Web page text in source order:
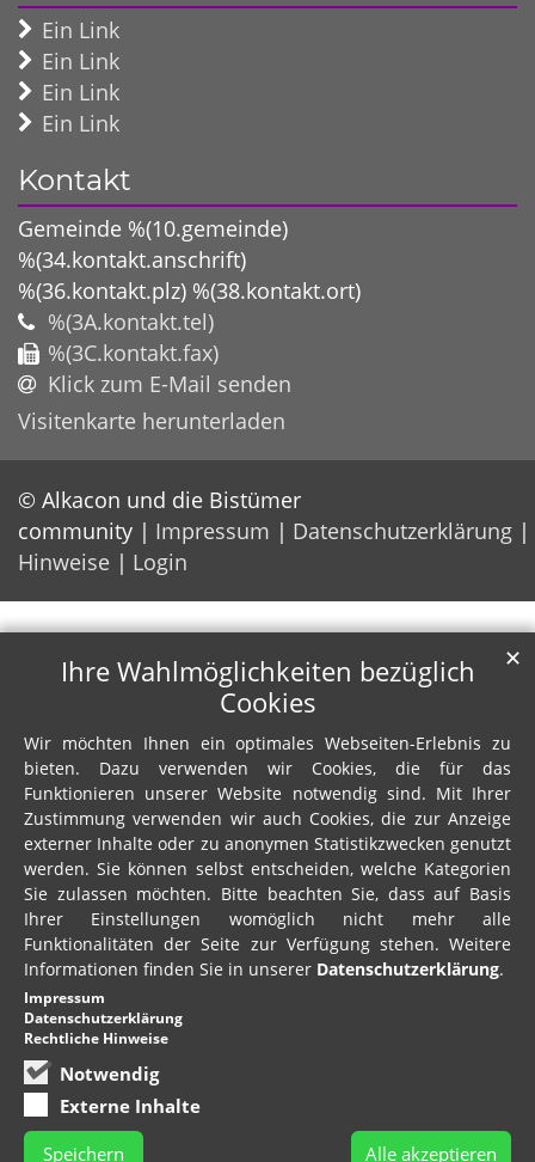
Ein Link
Ein Link
Ein Link
Ein Link
Kontakt
Gemeinde %(10.gemeinde)
%(34.kontakt.anschrift)
%(36.kontakt.plz) %(38.kontakt.ort)
%(3A.kontakt.tel)
%(3C.kontakt.fax)
Klick zum E-Mail senden
Visitenkarte herunterladen
© Alkacon und die Bistümer
community
Impressum
Datenschutzerklärung
Hinweise
Login
Ihre Wahlmöglichkeiten bezüglich
Cookies
Wir möchten Ihnen ein optimales Webseiten-Erlebnis zu
bieten. Dazu verwenden wir Cookies, die für das
Funktionieren unserer Website notwendig sind. Mit Ihrer
Zustimmung verwenden wir auch Cookies, die zur Anzeige
externer Inhalte oder zu anonymen Statistikzwecken genutzt
werden. Sie können selbst entscheiden, welche Kategorien
Sie zulassen möchten. Bitte beachten Sie, dass auf Basis
Ihrer Einstellungen womöglich nicht mehr alle
Funktionalitäten der Seite zur Verfügung stehen. Weitere
Informationen finden Sie in unserer Datenschutzerklärung.
Notwendig
Externe Inhalte
Speichern
Alle akzeptieren
✕
Impressum
Datenschutzerklärung
Rechtliche Hinweise